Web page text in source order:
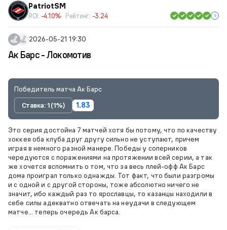
PatriotSM
ROI: -4.10% Рейтинг: -3.24
2026-05-21 19:30
Ак Барс - Локомотив
Победитель матча Ак Барс
Ставка: 1 (1%)
1.83
Это серия достойна 7 матчей хотя бы потому, что по качеству
хоккея оба клуба друг другу сильно не уступают, причем
играя в немного разной манере. Победы у соперников
чередуются с поражениями на протяжении всей серии, а так
же хочется вспомнить о том, что за весь плей-офф Ак Барс
дома проиграл только однажды. Тот факт, что были разгромы
и с одной и с другой стороны, тоже абсолютно ничего не
значит, ибо каждый раз то ярославцы, то казанцы находили в
себе силы адекватно отвечать на неудачи в следующем
матче... теперь очередь Ак барса.